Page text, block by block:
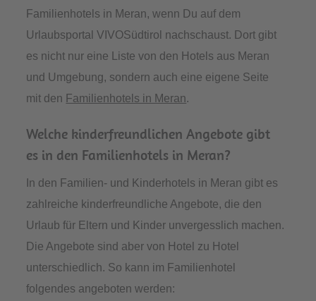
Familienhotels in Meran, wenn Du auf dem
Urlaubsportal VIVOSüdtirol nachschaust. Dort gibt
es nicht nur eine Liste von den Hotels aus Meran
und Umgebung, sondern auch eine eigene Seite
mit den Familienhotels in Meran.
Welche kinderfreundlichen Angebote gibt
es in den Familienhotels in Meran?
In den Familien- und Kinderhotels in Meran gibt es
zahlreiche kinderfreundliche Angebote, die den
Urlaub für Eltern und Kinder unvergesslich machen.
Die Angebote sind aber von Hotel zu Hotel
unterschiedlich. So kann im Familienhotel
folgendes angeboten werden: